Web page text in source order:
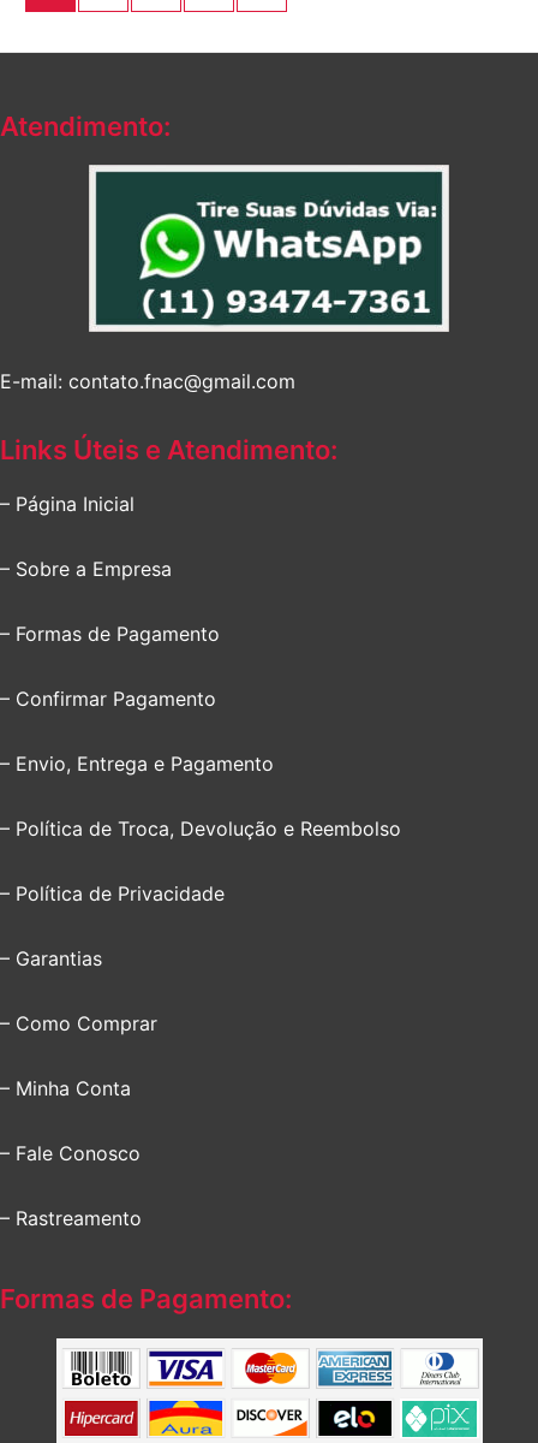
Atendimento:
E-mail: contato.fnac@gmail.com
Links Úteis e Atendimento:
– Página Inicial
– Sobre a Empresa
– Formas de Pagamento
– Confirmar Pagamento
– Envio, Entrega e Pagamento
– Política de Troca, Devolução e Reembolso
– Política de Privacidade
– Garantias
– Como Comprar
– Minha Conta
– Fale Conosco
– Rastreamento
Formas de Pagamento: